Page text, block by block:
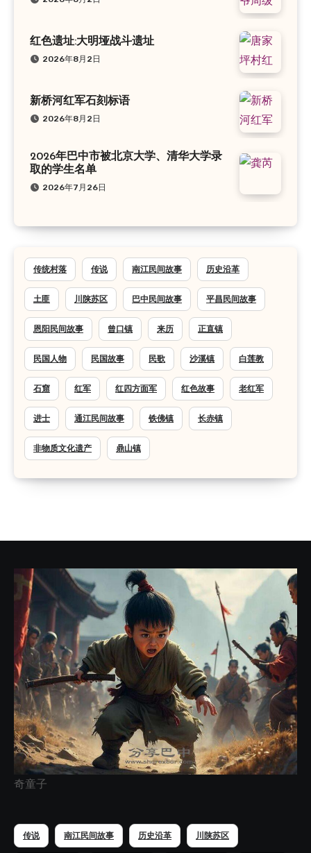
红色遗址:大明垭战斗遗址
2026年8月2日
新桥河红军石刻标语
2026年8月2日
2026年巴中市被北京大学、清华大学录
取的学生名单
2026年7月26日
传统村落 传说 南江民间故事 历史沿革
土匪 川陕苏区 巴中民间故事 平昌民间故事
恩阳民间故事 曾口镇 来历 正直镇
民国人物 民国故事 民歌 沙溪镇 白莲教
石窟 红军 红四方面军 红色故事 老红军
进士 通江民间故事 铁佛镇 长赤镇
非物质文化遗产 鼎山镇
奇童子
传说 南江民间故事 历史沿革 川陕苏区